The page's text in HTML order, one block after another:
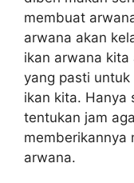
membuat
arwana akan
ikan arwana
yang pasti
ikan kita. Hanya
tentukan jam
memberikannya
arwana.